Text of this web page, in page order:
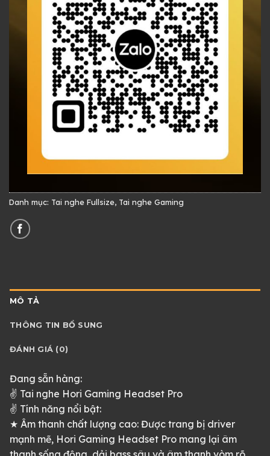
Danh mục: Tai nghe Fullsize, Tai nghe Gaming
MÔ TẢ
THÔNG TIN BỔ SUNG
ĐÁNH GIÁ (0)
Đang sẵn hàng:
✌ Tai nghe Hori Gaming Headset Pro
✌ Tính năng nổi bật:
★ Âm thanh chất lượng cao: Được trang bị driver
mạnh mẽ, Hori Gaming Headset Pro mang lại âm